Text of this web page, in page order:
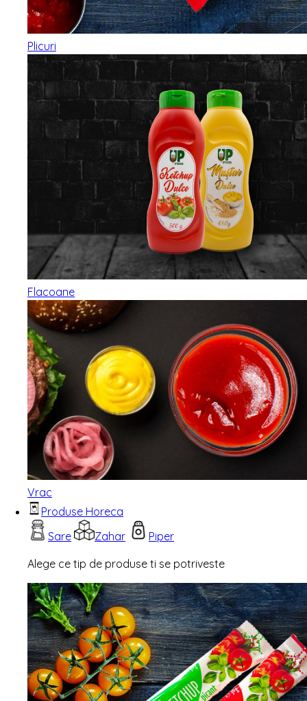
Plicuri
Flacoane
Vrac
Produse Horeca
Sare
Zahar
Piper
Alege ce tip de produse ti se potriveste